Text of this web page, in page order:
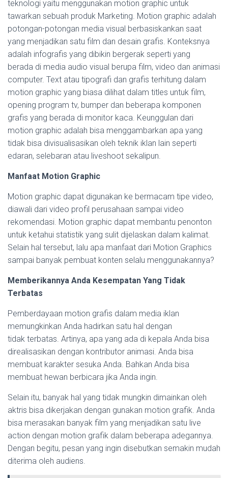
teknologi yaitu menggunakan motion graphic untuk
tawarkan sebuah produk Marketing. Motion graphic adalah
potongan-potongan media visual berbasiskankan saat
yang menjadikan satu film dan desain grafis. Konteksnya
adalah infografis yang dibikin bergerak seperti yang
berada di media audio visual berupa film, video dan animasi
computer. Text atau tipografi dan grafis terhitung dalam
motion graphic yang biasa dilihat dalam titles untuk film,
opening program tv, bumper dan beberapa komponen
grafis yang berada di monitor kaca. Keunggulan dari
motion graphic adalah bisa menggambarkan apa yang
tidak bisa divisualisasikan oleh teknik iklan lain seperti
edaran, selebaran atau liveshoot sekalipun.
Manfaat Motion Graphic
Motion graphic dapat digunakan ke bermacam tipe video,
diawali dari video profil perusahaan sampai video
rekomendasi. Motion graphic dapat membantu penonton
untuk ketahui statistik yang sulit dijelaskan dalam kalimat.
Selain hal tersebut, lalu apa manfaat dari Motion Graphics
sampai banyak pembuat konten selalu menggunakannya?
Memberikannya Anda Kesempatan Yang Tidak
Terbatas
Pemberdayaan motion grafis dalam media iklan
memungkinkan Anda hadirkan satu hal dengan
tidak terbatas. Artinya, apa yang ada di kepala Anda bisa
direalisasikan dengan kontributor animasi. Anda bisa
membuat karakter sesuka Anda. Bahkan Anda bisa
membuat hewan berbicara jika Anda ingin.
Selain itu, banyak hal yang tidak mungkin dimainkan oleh
aktris bisa dikerjakan dengan gunakan motion grafik. Anda
bisa merasakan banyak film yang menjadikan satu live
action dengan motion grafik dalam beberapa adegannya.
Dengan begitu, pesan yang ingin disebutkan semakin mudah
diterima oleh audiens.